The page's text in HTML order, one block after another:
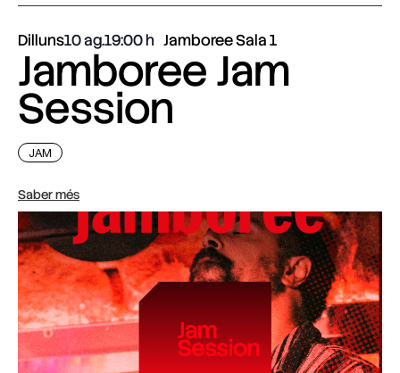
Dilluns10 ag.19:00 Jamboree Sala 1
Jamboree Jam
Session
JAM
Saber més